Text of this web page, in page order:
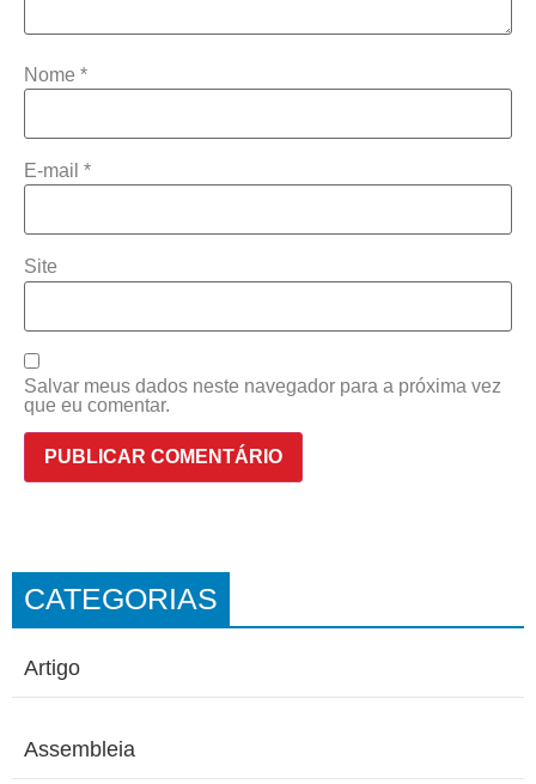
Nome *
E-mail *
Site
Salvar meus dados neste navegador para a próxima vez
que eu comentar.
CATEGORIAS
Artigo
Assembleia